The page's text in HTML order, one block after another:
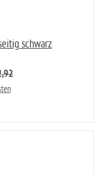
schwarz